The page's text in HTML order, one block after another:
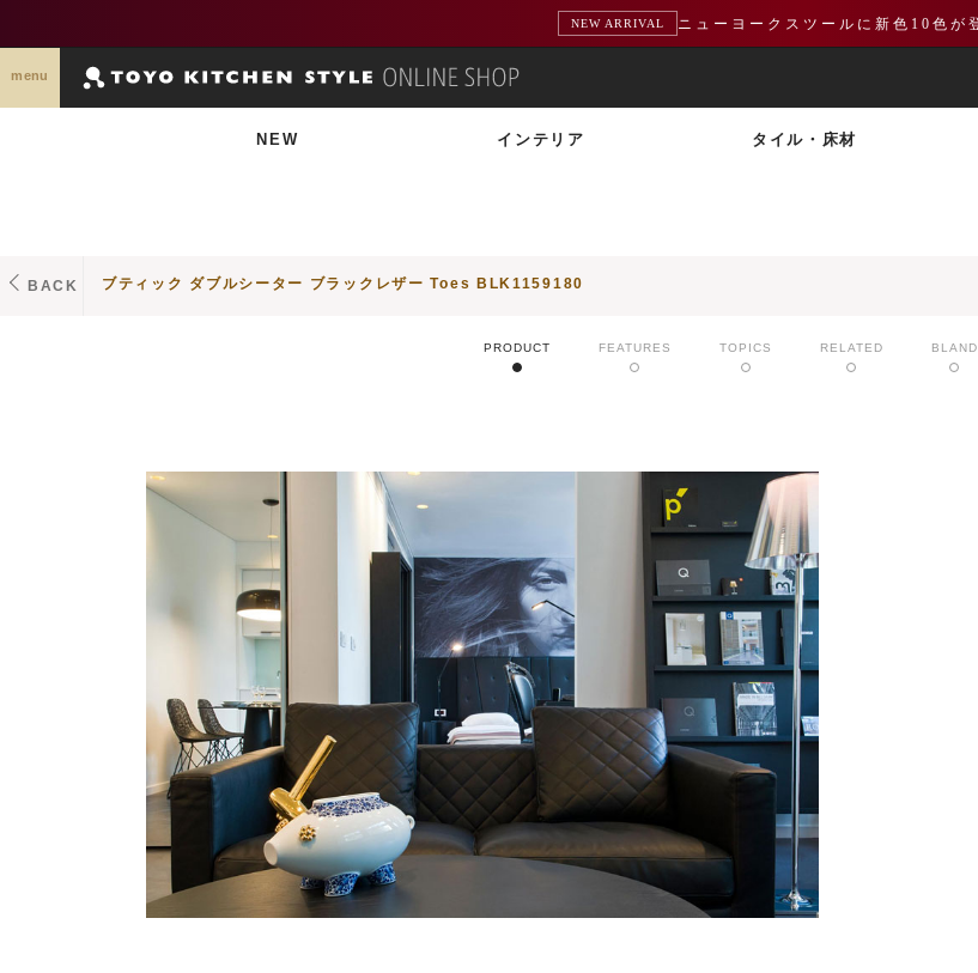
重要 熊本地震による配送遅延のお知らせ
menu
NEW インテリア タイル・床材
BACK ブティック ダブルシーター ブラックレザー Toes BLK1159180
PRODUCT FEATURES TOPICS RELATED BLAND